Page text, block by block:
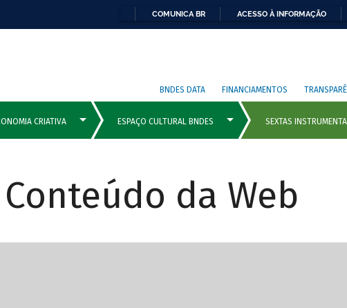
COMUNICA BR ACESSO À INFORMAÇÃO
BNDES DATA FINANCIAMENTOS
da Web
com